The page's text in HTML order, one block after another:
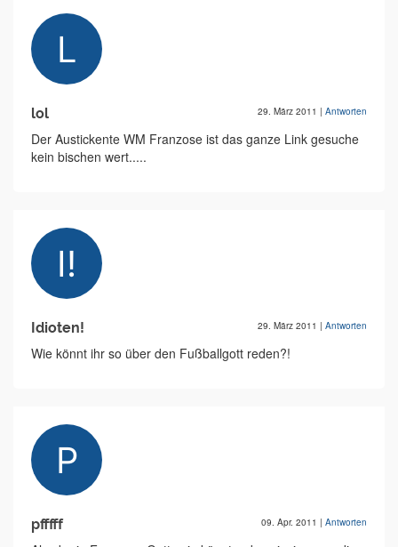
lol 29. März 2011 | Antworten
Der Austickente WM Franzose ist das ganze Link gesuche
kein bischen wert.....
Idioten! 29. März 2011 | Antworten
Wie könnt ihr so über den Fußballgott reden?!
pfffff 09. Apr. 2011 | Antworten